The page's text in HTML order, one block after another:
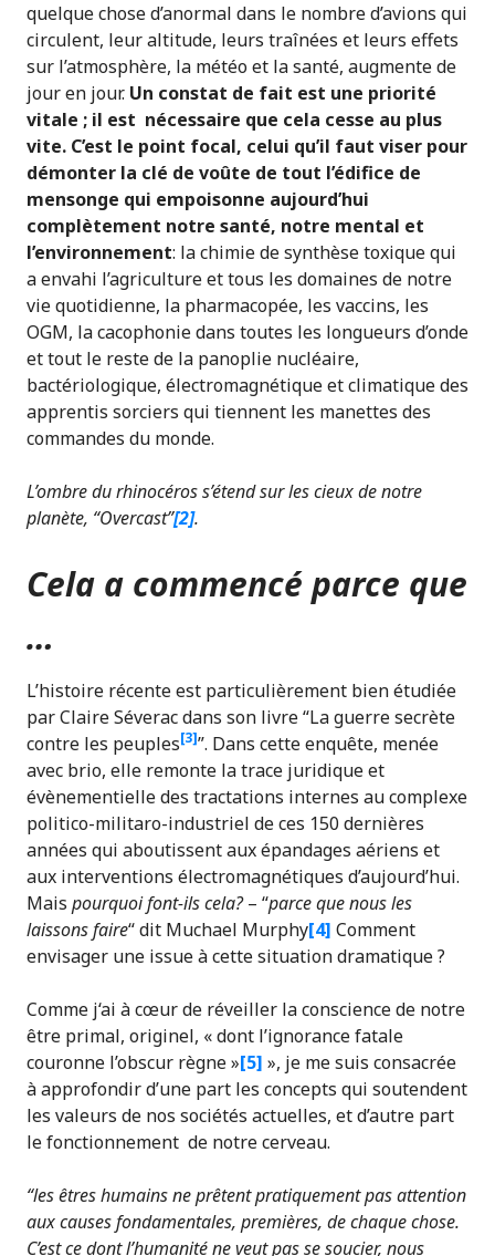
quelque chose d’anormal dans le nombre d’avions qui
circulent, leur altitude, leurs traînées et leurs effets
sur l’atmosphère, la météo et la santé, augmente de
jour en jour. Un constat de fait est une priorité
vitale ; il est nécessaire que cela cesse au plus
vite. C’est le point focal, celui qu’il faut viser pour
démonter la clé de voûte de tout l’édifice de
mensonge qui empoisonne aujourd’hui
complètement notre santé, notre mental et
l’environnement: la chimie de synthèse toxique qui
a envahi l’agriculture et tous les domaines de notre
vie quotidienne, la pharmacopée, les vaccins, les
OGM, la cacophonie dans toutes les longueurs d’onde
et tout le reste de la panoplie nucléaire,
bactériologique, électromagnétique et climatique des
apprentis sorciers qui tiennent les manettes des
commandes du monde.
L’ombre du rhinocéros s’étend sur les cieux de notre
planète, “Overcast”[2].
Cela a commencé parce que
…
L’histoire récente est particulièrement bien étudiée
par Claire Séverac dans son livre “La guerre secrète
contre les peuples[3]”. Dans cette enquête, menée
avec brio, elle remonte la trace juridique et
évènementielle des tractations internes au complexe
politico-militaro-industriel de ces 150 dernières
années qui aboutissent aux épandages aériens et
aux interventions électromagnétiques d’aujourd’hui.
Mais pourquoi font-ils cela?– “parce que nous les
laissons faire“ dit Muchael Murphy[4] Comment
envisager une issue à cette situation dramatique ?
Comme j‘ai à cœur de réveiller la conscience de notre
être primal, originel, « dont l’ignorance fatale
couronne l’obscur règne »[5] », je me suis consacrée
à approfondir d’une part les concepts qui soutendent
les valeurs de nos sociétés actuelles, et d’autre part
le fonctionnement de notre cerveau.
“les êtres humains ne prêtent pratiquement pas attention
aux causes fondamentales, premières, de chaque chose.
C’est ce dont l’humanité ne veut pas se soucier, nous